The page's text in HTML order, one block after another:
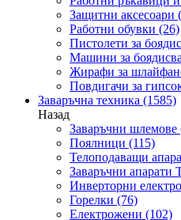
Защитни аксесоари
Работни обувки (26)
Пистолети за
Машини за
Жирафи за
Повдигачи за
Заваръчна техника (1585)
Назад
Заваръчни шлемове
Поялници (115)
Телоподаващи
Заваръчни апарати
Инверторни
Горелки (76)
Електрожени (102)